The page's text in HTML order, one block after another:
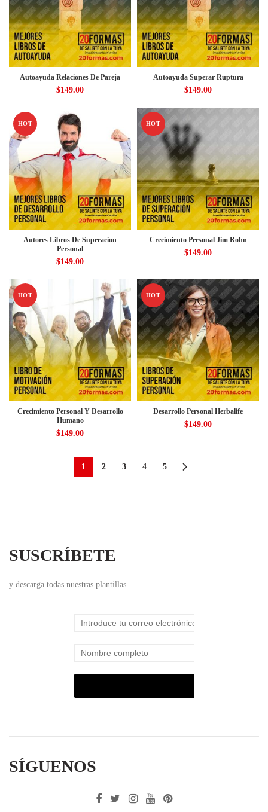
Autoayuda Relaciones De Pareja
$149.00
Autoayuda Superar Ruptura
$149.00
HOT
Autores Libros De Superacion
Personal
$149.00
HOT
Crecimiento Personal Jim Rohn
$149.00
HOT
Crecimiento Personal Y Desarrollo
Humano
$149.00
HOT
Desarrollo Personal Herbalife
$149.00
1 2 3 4 5
SUSCRÍBETE
y descarga todas nuestras plantillas
SÍGUENOS